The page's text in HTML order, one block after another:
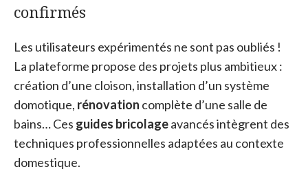
confirmés
Les utilisateurs expérimentés ne sont pas oubliés !
La plateforme propose des projets plus ambitieux :
création d’une cloison, installation d’un système
domotique, rénovation complète d’une salle de
bains… Ces guides bricolageavancés intègrent des
techniques professionnelles adaptées au contexte
domestique.